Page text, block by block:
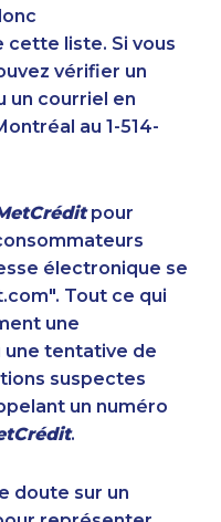
1-877-677-8165
1-604-696-3030
1-778-401-2186
1-905-592-1379
1-905-282-1759
1-778-401-7398
1-844-220-0580
1-587-316-3583
1-780-969-8962
1-579-267-0746
1-587-328-6612
1-844-273-1090
liste. Si vous
vérifier un
un courriel en
au 1-514-
pour
électronique se
Tout ce qui
une
une tentative de
suspectes
un numéro
.
doute sur un